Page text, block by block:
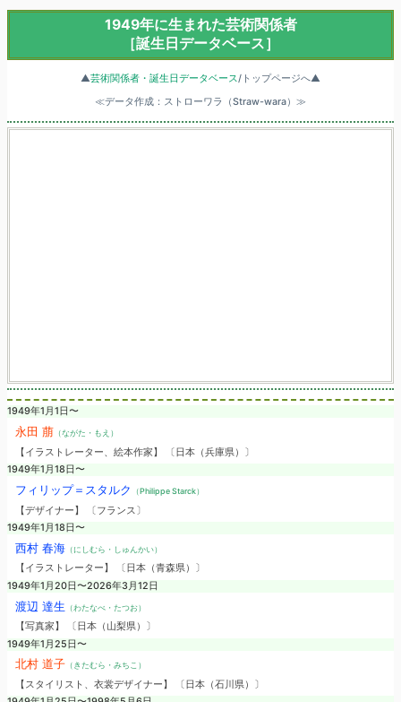
1949年に生まれた芸術関係者
［誕生日データベース］
▲芸術関係者・誕生日データベース/トップページへ▲
≪データ作成：ストローワラ（Straw-wara）≫
1949年1月1日〜
永田 萠 （ながた・もえ）
【イラストレーター、絵本作家】 〔日本（兵庫県）〕
1949年1月18日〜
フィリップ＝スタルク （Philippe Starck）
【デザイナー】 〔フランス〕
1949年1月18日〜
西村 春海（にしむら・しゅんかい）
【イラストレーター】 〔日本（青森県）〕
1949年1月20日〜2026年3月12日
渡辺 達生 （わたなべ・たつお）
【写真家】 〔日本（山梨県）〕
1949年1月25日〜
北村 道子（きたむら・みちこ）
【スタイリスト、衣裳デザイナー】 〔日本（石川県）〕